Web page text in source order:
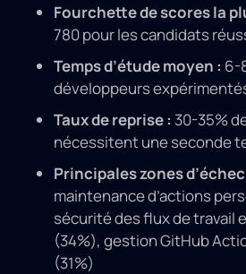
Fourchette de scores la
780 pour les candidats
Temps d’étude moyen : 6-
développeurs
Taux de reprise : 30-35%
nécessitent une seconde
Principales zones
maintenance d’actions
sécurité des flux de travail
(34%), gestion GitHub
(31%)